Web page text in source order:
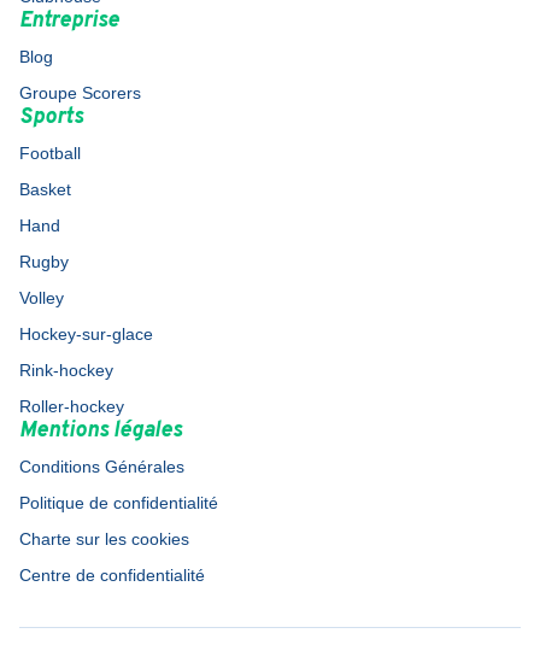
Entreprise
Blog
Groupe Scorers
Sports
Football
Basket
Hand
Rugby
Volley
Hockey-sur-glace
Rink-hockey
Roller-hockey
Mentions légales
Conditions Générales
Politique de confidentialité
Charte sur les cookies
Centre de confidentialité